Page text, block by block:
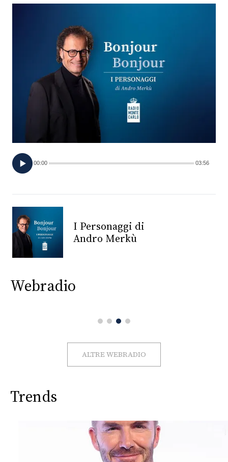
CONCORSI
EVENTI
TV
PRINCIPATO
MONACO
RMC
CONSIGLIA
00:00 03:56
I Personaggi di
Andro Merkù
Webradio
ALTRE WEBRADIO
Trends